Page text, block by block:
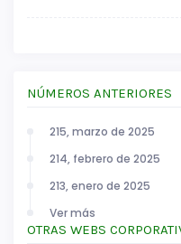
NÚMEROS ANTERIORES
215, marzo de 2025
214, febrero de 2025
213, enero de 2025
Ver más
OTRAS WEBS